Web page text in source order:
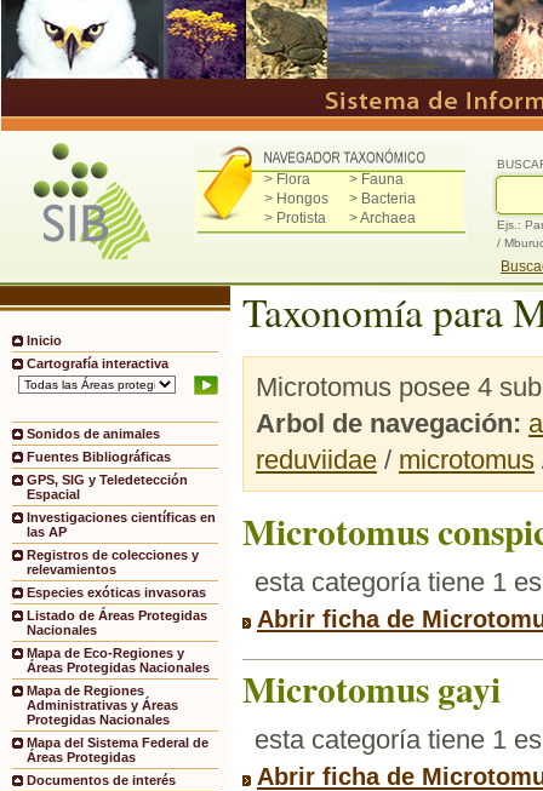
> Flora
> Fauna
> Hongos
> Bacteria
> Protista
> Archaea
Ejs.:
/
Inicio
Cartografía interactiva
Sonidos de animales
Fuentes Bibliográficas
GPS, SIG y Teledetección
Espacial
Investigaciones científicas en
las AP
Registros de colecciones y
relevamientos
Especies exóticas invasoras
Listado de Áreas Protegidas
Nacionales
Mapa de Eco-Regiones y
Áreas Protegidas Nacionales
Mapa de Regiones
Administrativas y Áreas
Protegidas Nacionales
Mapa del Sistema Federal de
Áreas Protegidas
Documentos de interés
Taxonomía para
Microtomus posee 4
Arbol de navegación:
reduviidae / microtomus
Microtomus
esta categoría tiene 1
Abrir ficha de
Microtomus gayi
esta categoría tiene 1
Abrir ficha de